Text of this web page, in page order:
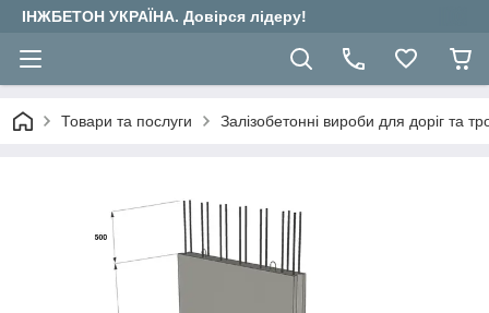
ІНЖБЕТОН УКРАЇНА. Довірся лідеру!
Товари та послуги Залізобетонні вироби для доріг та